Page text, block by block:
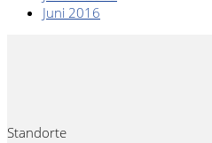
Juni 2016
Standorte